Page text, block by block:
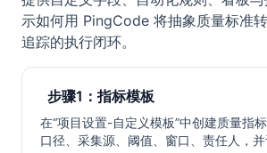
示如何用 PingCode 将抽象质量标准
追踪的执行闭环。
步骤1：指标模板
在“项目设置-自定义模板”中创建质量指标
口径、采集源、阈值、窗口、责任人，并